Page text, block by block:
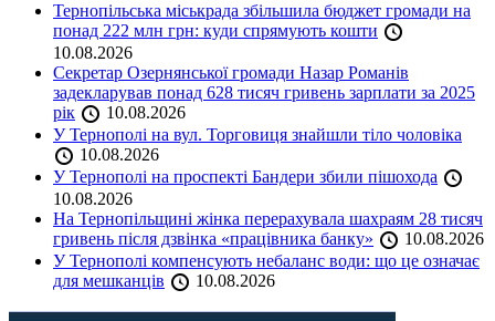
Тернопільська міськрада збільшила бюджет громади на
понад 222 млн грн: куди спрямують кошти
10.08.2026
Секретар Озернянської громади Назар Романів
задекларував понад 628 тисяч гривень зарплати за 2025
рік
10.08.2026
У Тернополі на вул. Торговиця знайшли тіло чоловіка
10.08.2026
У Тернополі на проспекті Бандери збили пішохода
10.08.2026
На Тернопільщині жінка перерахувала шахраям 28 тисяч
гривень після дзвінка «працівника банку»
10.08.2026
У Тернополі компенсують небаланс води: що це означає
для мешканців
10.08.2026